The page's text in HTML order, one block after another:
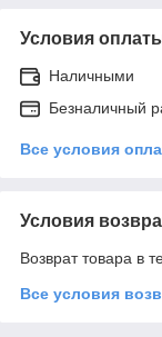
Условия
Наличными
Безналичный
Все условия
Условия
Возврат товара в
Все условия